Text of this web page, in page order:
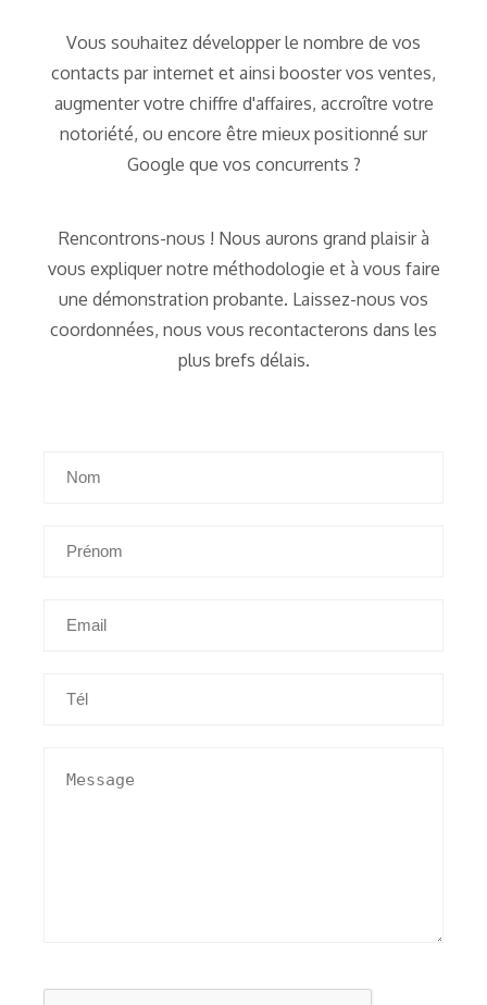
Vous souhaitez développer le nombre de vos
contacts par internet et ainsi booster vos ventes,
augmenter votre chiffre d'affaires, accroître votre
notoriété, ou encore être mieux positionné sur
Google que vos concurrents ?
Rencontrons-nous ! Nous aurons grand plaisir à
vous expliquer notre méthodologie et à vous faire
une démonstration probante. Laissez-nous vos
coordonnées, nous vous recontacterons dans les
plus brefs délais.